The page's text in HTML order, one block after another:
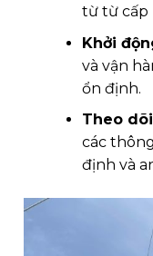
từ từ cấp
Khởi
và vận
ổn định.
Theo
các
định và